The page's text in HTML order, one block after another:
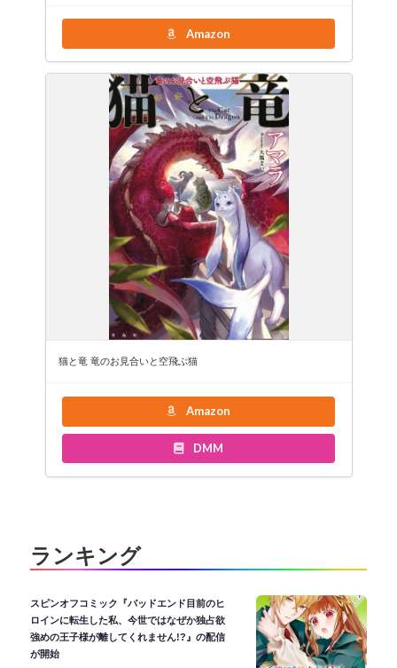
Amazon
猫と竜 竜のお見合いと空飛ぶ猫
Amazon
DMM
ランキング
スピンオフコミック『バッドエンド目前のヒ
ロインに転生した私、今世ではなぜか独占欲
強めの王子様が離してくれません!?』の配信
が開始